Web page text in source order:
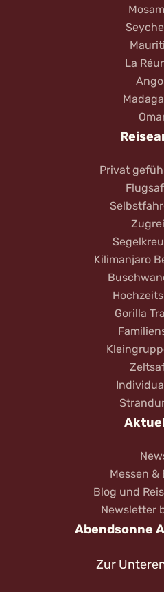
La
Privat
Kilimanjaro
Gorilla
Messen &
Blog und
Newsletter
Abendsonne
Zur